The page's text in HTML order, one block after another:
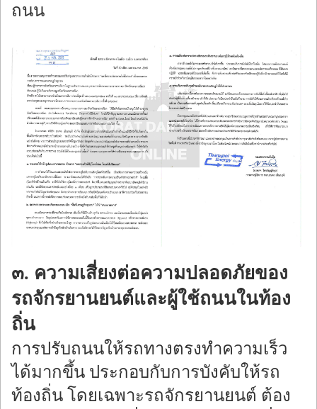
ถนน
๓. ความเสี่ยงต่อความปลอดภัยของ
รถจักรยานยนต์และผู้ใช้ถนนในท้อง
ถิ่น
การปรับถนนให้รถทางตรงทำความเร็ว
ได้มากขึ้น ประกอบกับการบังคับให้รถ
ท้องถิ่น โดยเฉพาะรถจักรยานยนต์ ต้อง